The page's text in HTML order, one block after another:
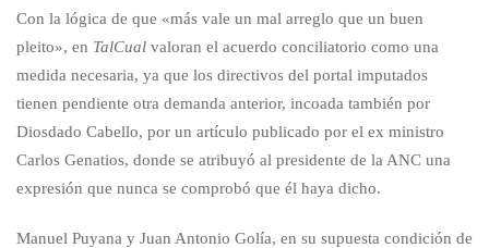
Con la lógica de que «más vale un mal arreglo que un buen
pleito», en TalCual valoran el acuerdo conciliatorio como una
medida necesaria, ya que los directivos del portal imputados
tienen pendiente otra demanda anterior, incoada también por
Diosdado Cabello, por un artículo publicado por el ex ministro
Carlos Genatios, donde se atribuyó al presidente de la ANC una
expresión que nunca se comprobó que él haya dicho.
Manuel Puyana y Juan Antonio Golía, en su supuesta condición de